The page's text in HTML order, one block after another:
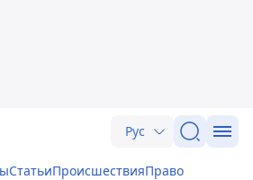
Рус
СтатьиПроисшествияПраво